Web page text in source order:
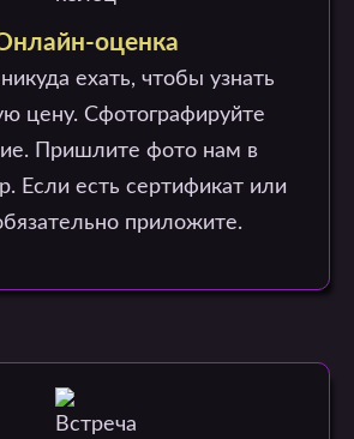
оценка
ехать, чтобы узнать
цену. Сфотографируйте
Пришлите фото нам в
Если есть сертификат или
приложите.